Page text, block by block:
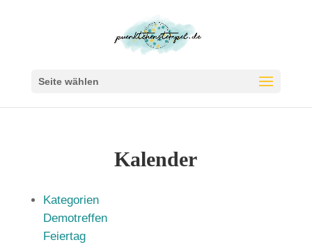
Seite wählen
Kalender
Kategorien
Demotreffen
Feiertag